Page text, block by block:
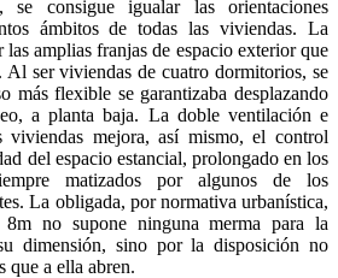
se consigue igualar las orientaciones
ámbitos de todas las viviendas. La
amplias franjas de espacio exterior que
Al ser viviendas de cuatro dormitorios, se
más flexible se garantizaba desplazando
a planta baja. La doble ventilación e
viviendas mejora, así mismo, el control
del espacio estancial, prolongado en los
matizados por algunos de los
La obligada, por normativa urbanística,
no supone ninguna merma para la
dimensión, sino por la disposición no
que a ella abren.